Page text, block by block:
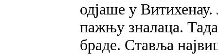
одјаше у
пажњу зналаца.
браде. Ставља